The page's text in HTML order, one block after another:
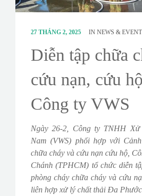
SURVEY
27 THÁNG 2, 2025 IN NEWS &
Diễn tập chữa
cứu nạn, cứu
Công ty VWS
Ngày 26-2, Công ty TNHH
Nam (VWS) phối hợp với
chữa cháy và cứu nạn cứu hộ,
Chánh (TPHCM) tổ chức diễn
phòng cháy chữa cháy và cứu
liên hợp xử lý chất thải Đa